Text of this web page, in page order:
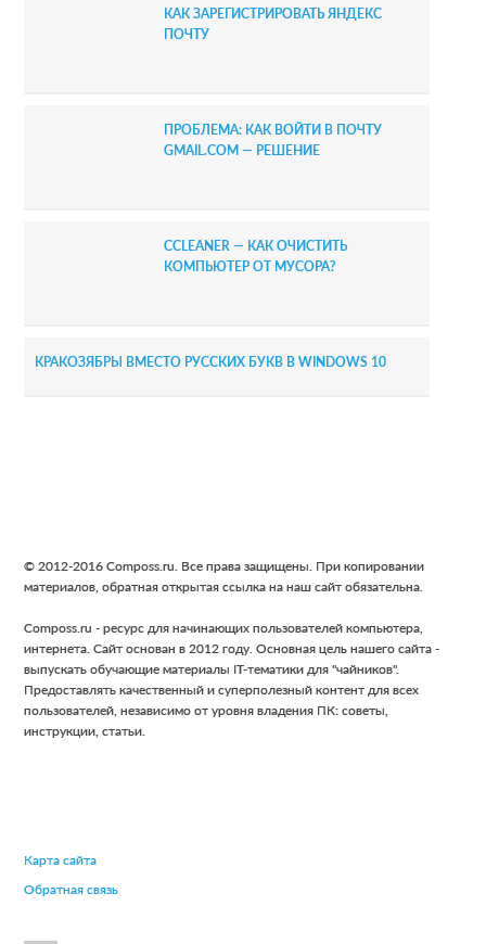
КАК ЗАРЕГИСТРИРОВАТЬ ЯНДЕКС
ПОЧТУ
ПРОБЛЕМА: КАК ВОЙТИ В ПОЧТУ
GMAIL.COM — РЕШЕНИЕ
CCLEANER — КАК ОЧИСТИТЬ
КОМПЬЮТЕР ОТ МУСОРА?
КРАКОЗЯБРЫ ВМЕСТО РУССКИХ БУКВ В WINDOWS 10
Footer
© 2012-2016 Composs.ru. Все права защищены. При копировании
материалов, обратная открытая ссылка на наш сайт обязательна.
Composs.ru - ресурс для начинающих пользователей компьютера,
интернета. Сайт основан в 2012 году. Основная цель нашего сайта -
выпускать обучающие материалы IT-тематики для "чайников".
Предоставлять качественный и суперполезный контент для всех
пользователей, независимо от уровня владения ПК: советы,
инструкции, статьи.
Карта сайта
Обратная связь